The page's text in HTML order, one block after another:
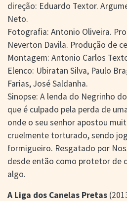
direção: Eduardo Textor.
Neto.
Fotografia: Antonio Oliveira.
Neverton Davila. Produção de
Montagem: Antonio Carlos
Elenco: Ubiratan Silva, Paulo
Farias, José Saldanha.
Sinopse: A lenda do Negrinho
que é culpado pela perda de
onde o seu senhor apostou
cruelmente torturado, sendo
formigueiro. Resgatado por
desde então como protetor de
algo.
A Liga dos Canelas Pretas